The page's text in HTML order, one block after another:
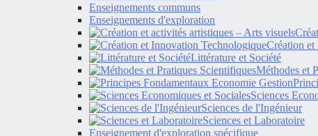
Enseignements communs
Enseignements d'exploration
Création
Littérature et Société
Méthodes et
Sciences
Sciences de l'Ingénieur
Sciences et Laboratoire
Enseignement d'exploration spécifique